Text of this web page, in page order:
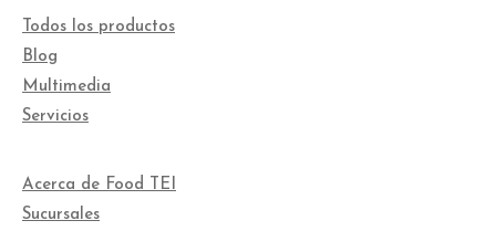
Todos los productos
Blog
Multimedia
Servicios
Acerca de Food TEI
Sucursales